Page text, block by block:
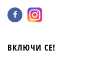
ВКЛЮЧИ СЕ!